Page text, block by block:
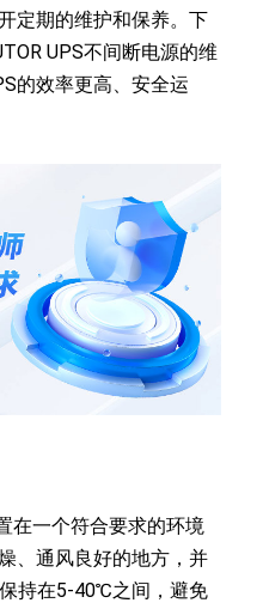
定期的维护和保养。下
UPS不间断电源的维
的效率更高、安全运
在一个符合要求的环境
、通风良好的地方，并
持在5-40℃之间，避免